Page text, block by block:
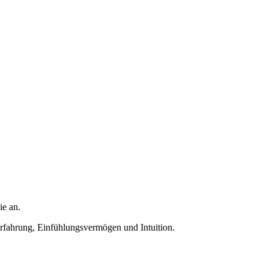
an.
Einfühlungsvermögen und Intuition.